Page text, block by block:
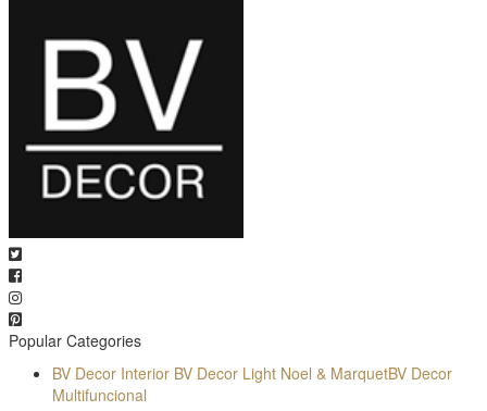
Popular Categories
BV Decor Interior BV Decor Light Noel & MarquetBV Decor
Multifuncional